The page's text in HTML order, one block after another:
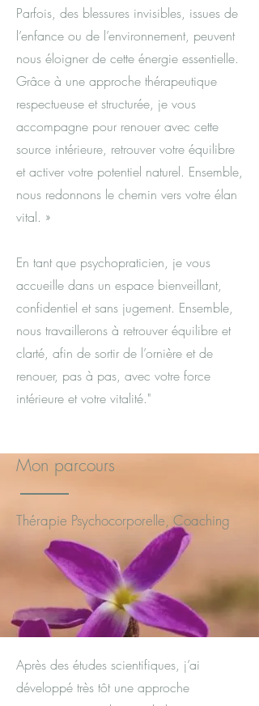
Parfois, des blessures invisibles, issues de
l’enfance ou de l’environnement, peuvent
nous éloigner de cette énergie essentielle.
Grâce à une approche thérapeutique
respectueuse et structurée, je vous
accompagne pour renouer avec cette
source intérieure, retrouver votre équilibre
et activer votre potentiel naturel. Ensemble,
nous redonnons le chemin vers votre élan
vital. »
En tant que psychopraticien, je vous
accueille dans un espace bienveillant,
confidentiel et sans jugement. Ensemble,
nous travaillerons à retrouver équilibre et
clarté, afin de sortir de l’ornière et de
renouer, pas à pas, avec votre force
intérieure et votre vitalité."
Mon parcours
Thérapie Psychocorporelle, Coaching
Après des études scientifiques, j’ai
développé très tôt une approche